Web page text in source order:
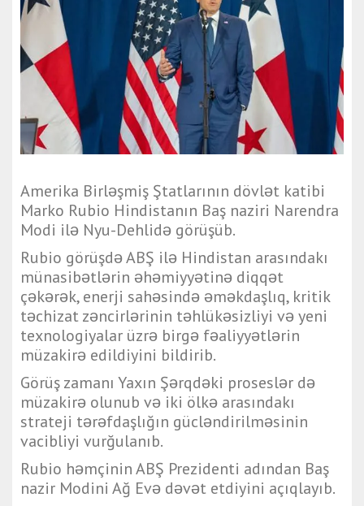
Amerika Birləşmiş Ştatlarının dövlət katibi
Marko Rubio Hindistanın Baş naziri Narendra
Modi ilə Nyu-Dehlidə görüşüb.
Rubio görüşdə ABŞ ilə Hindistan arasındakı
münasibətlərin əhəmiyyətinə diqqət
çəkərək, enerji sahəsində əməkdaşlıq, kritik
təchizat zəncirlərinin təhlükəsizliyi və yeni
texnologiyalar üzrə birgə fəaliyyətlərin
müzakirə edildiyini bildirib.
Görüş zamanı Yaxın Şərqdəki proseslər də
müzakirə olunub və iki ölkə arasındakı
strateji tərəfdaşlığın gücləndirilməsinin
vacibliyi vurğulanıb.
Rubio həmçinin ABŞ Prezidenti adından Baş
nazir Modini Ağ Evə dəvət etdiyini açıqlayıb.